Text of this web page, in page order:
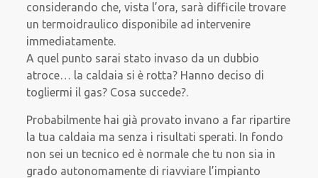
considerando che, vista l’ora, sarà difficile trovare
un termoidraulico disponibile ad intervenire
immediatamente.
A quel punto sarai stato invaso da un dubbio
atroce… la caldaia si è rotta? Hanno deciso di
togliermi il gas? Cosa succede?.
Probabilmente hai già provato invano a far ripartire
la tua caldaia ma senza i risultati sperati. In fondo
non sei un tecnico ed è normale che tu non sia in
grado autonomamente di riavviare l’impianto